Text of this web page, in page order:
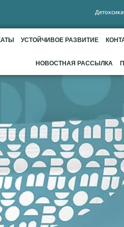
УСТОЙЧИВОЕ РАЗВИТИЕ
НОВОСТНАЯ РАССЫЛКА